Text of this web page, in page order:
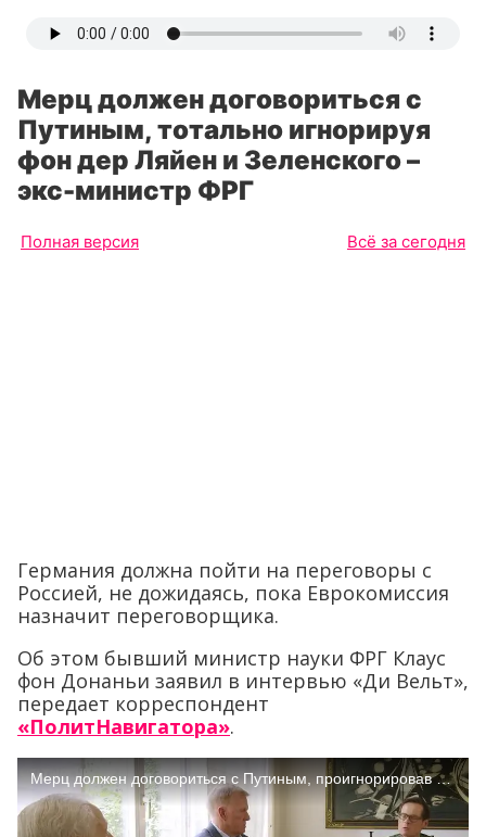
Мерц должен договориться с
Путиным, тотально игнорируя
фон дер Ляйен и Зеленского –
экс-министр ФРГ
Полная версия Всё за сегодня
Германия должна пойти на переговоры с
Россией, не дожидаясь, пока Еврокомиссия
назначит переговорщика.
Об этом бывший министр науки ФРГ Клаус
фон Донаньи заявил в интервью «Ди Вельт»,
передает корреспондент
«ПолитНавигатора».